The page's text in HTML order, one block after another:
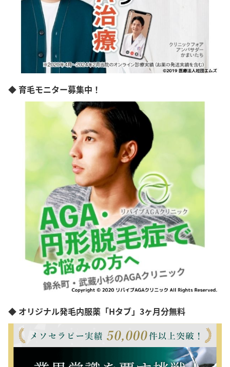
◆ 育毛モニター募集中！
◆ オリジナル発毛内服薬「Hタブ」3ヶ月分無料